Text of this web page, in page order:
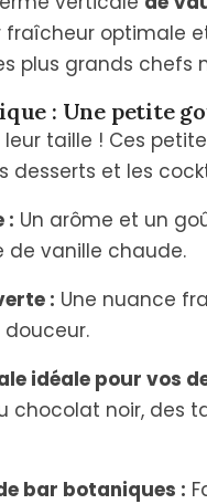
fraîcheur optimale
plus grands chefs
: Une petite
leur taille ! Ces
desserts et les
: Un arôme et un
de vanille chaude.
: Une nuance
idéale pour vos
chocolat noir, des
bar botaniques :